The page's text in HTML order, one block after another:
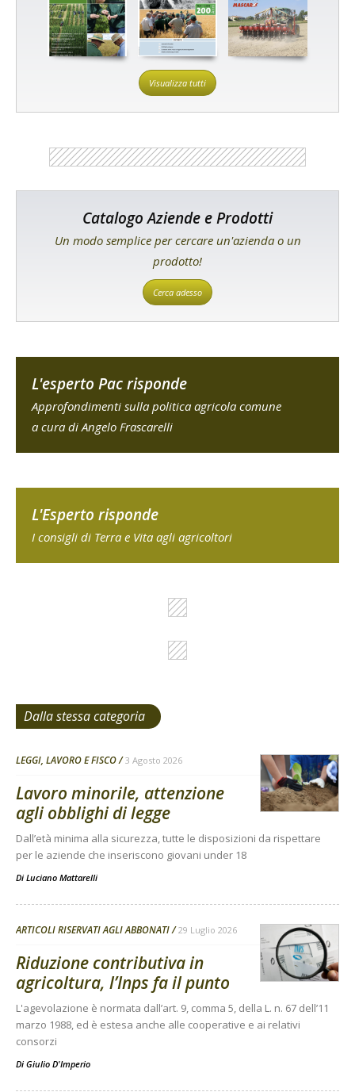
Visualizza tutti
Catalogo Aziende e Prodotti
Un modo semplice per cercare un'azienda o un
prodotto!
Cerca adesso
L'esperto Pac risponde
Approfondimenti sulla politica agricola comune
a cura di Angelo Frascarelli
L'Esperto risponde
I consigli di Terra e Vita agli agricoltori
Dalla stessa categoria
LEGGI, LAVORO E FISCO 3 Agosto 2026
Lavoro minorile, attenzione
agli obblighi di legge
Dall’età minima alla sicurezza, tutte le disposizioni da rispettare
per le aziende che inseriscono giovani under 18
Di Luciano Mattarelli
ARTICOLI RISERVATI AGLI ABBONATI 29 Luglio 2026
Riduzione contributiva in
agricoltura, l’Inps fa il punto
L'agevolazione è normata dall’art. 9, comma 5, della L. n. 67 dell’11
marzo 1988, ed è estesa anche alle cooperative e ai relativi
consorzi
Di Giulio D'Imperio